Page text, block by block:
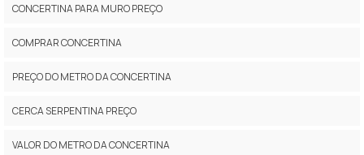
CONCERTINA PARA MURO PREÇO
COMPRAR CONCERTINA
PREÇO DO METRO DA CONCERTINA
CERCA SERPENTINA PREÇO
VALOR DO METRO DA CONCERTINA